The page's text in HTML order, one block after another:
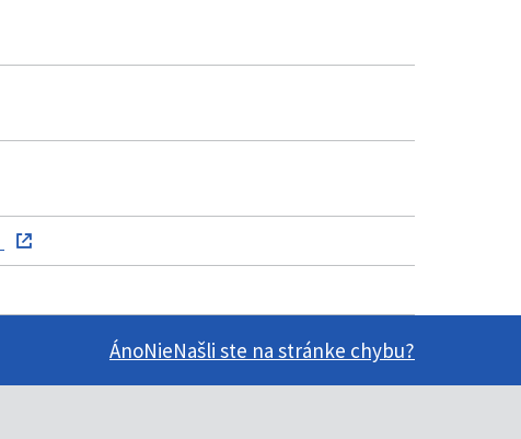
ÁnoNieNašli ste na stránke chybu?